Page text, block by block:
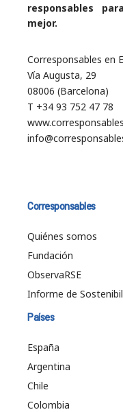
responsables
mejor.
Corresponsables en
Vía Augusta, 29
08006 (Barcelona)
T +34 93 752 47 78
Corresponsables
Quiénes somos
Fundación
ObservaRSE
Informe de
Países
España
Argentina
Chile
Colombia